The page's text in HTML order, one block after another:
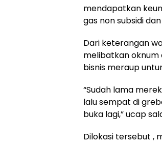
mendapatkan
gas non subsidi
Dari keterangan
melibatkan
bisnis meraup
“Sudah lama
lalu sempat di
buka lagi,” ucap
Dilokasi tersebut ,